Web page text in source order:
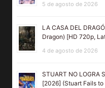
5 de agosto de 2026
LA CASA DEL
Dragon) [HD 720p,
4 de agosto de 2026
STUART NO LOGRA
[2026] (Stuart Fails